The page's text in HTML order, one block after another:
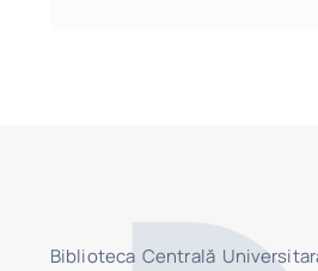
Biblioteca Centrală